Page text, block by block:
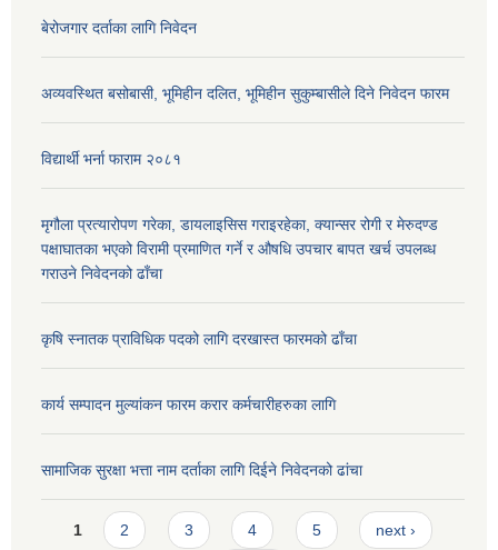
बेरोजगार दर्ताका लागि निवेदन
अव्यवस्थित बसोबासी, भूमिहीन दलित, भूमिहीन सुकुम्बासीले दिने निवेदन फारम
विद्यार्थी भर्ना फाराम २०८१
मृगौला प्रत्यारोपण गरेका, डायलाइसिस गराइरहेका, क्यान्सर रोगी र मेरुदण्ड
पक्षाघातका भएको विरामी प्रमाणित गर्ने र औषधि उपचार बापत खर्च उपलब्ध
गराउने निवेदनको ढाँचा
कृषि स्नातक प्राविधिक पदको लागि दरखास्त फारमको ढाँचा
कार्य सम्पादन मुल्यांकन फारम करार कर्मचारीहरुका लागि
सामाजिक सुरक्षा भत्ता नाम दर्ताका लागि दिईने निवेदनको ढांचा
Pages
1 2 3 4 5 next ›